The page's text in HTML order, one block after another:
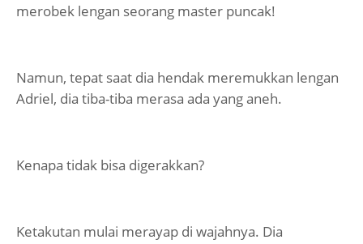
merobek lengan seorang master puncak!
Namun, tepat saat dia hendak meremukkan lengan
Adriel, dia tiba-tiba merasa ada yang aneh.
Kenapa tidak bisa digerakkan?
Ketakutan mulai merayap di wajahnya. Dia